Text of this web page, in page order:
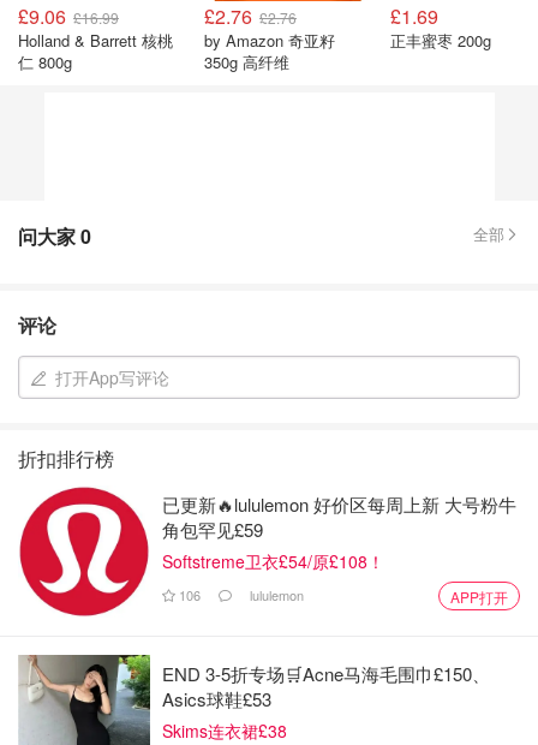
£9.06 £16.99
Holland & Barrett 核桃
仁 800g
£2.76 £2.76
by Amazon 奇亚籽
350g 高纤维
£1.69
正丰蜜枣 200g
问大家0 全部
评论
打开App写评论
折扣排行榜
已更新🔥lululemon 好价区每周上新 大号粉牛
角包罕见£59
Softstreme卫衣£54/原£108！
106 lululemon APP打开
END 3-5折专场🛒Acne马海毛围巾£150、
Asics球鞋£53
Skims连衣裙£38